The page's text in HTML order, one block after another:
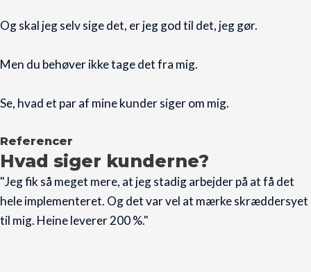
Og skal jeg selv sige det, er jeg god til det, jeg gør.
Men du behøver ikke tage det fra mig.
Se, hvad et par af mine kunder siger om mig.
Referencer
Hvad siger kunderne?
"Jeg fik så meget mere, at jeg stadig arbejder på at få det
hele implementeret. Og det var vel at mærke skræddersyet
til mig. Heine leverer 200 %."